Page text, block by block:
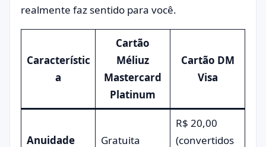
realmente faz sentido para você.
Característic
a
Cartão
Méliuz
Mastercard
Platinum
Cartão DM
Visa
Anuidade Gratuita
R$ 20,00
(convertidos